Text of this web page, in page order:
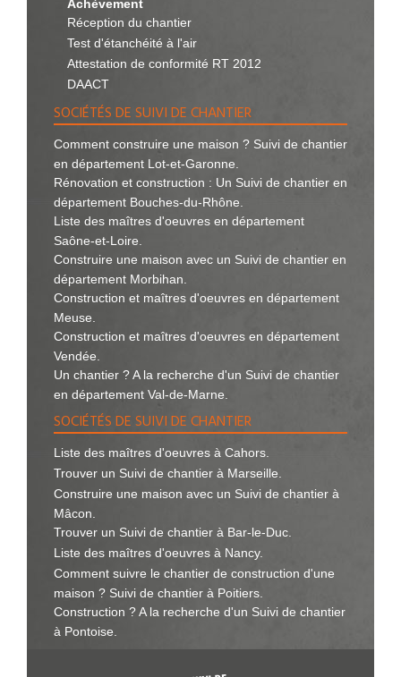
Achèvement
Réception du chantier
Test d'étanchéité à l'air
Attestation de conformité RT 2012
DAACT
SOCIÉTÉS DE SUIVI DE CHANTIER
Comment construire une maison ? Suivi de chantier
en département Lot-et-Garonne.
Rénovation et construction : Un Suivi de chantier en
département Bouches-du-Rhône.
Liste des maîtres d'oeuvres en département
Saône-et-Loire.
Construire une maison avec un Suivi de chantier en
département Morbihan.
Construction et maîtres d'oeuvres en département
Meuse.
Construction et maîtres d'oeuvres en département
Vendée.
Un chantier ? A la recherche d'un Suivi de chantier
en département Val-de-Marne.
SOCIÉTÉS DE SUIVI DE CHANTIER
Liste des maîtres d'oeuvres à Cahors.
Trouver un Suivi de chantier à Marseille.
Construire une maison avec un Suivi de chantier à
Mâcon.
Trouver un Suivi de chantier à Bar-le-Duc.
Liste des maîtres d'oeuvres à Nancy.
Comment suivre le chantier de construction d'une
maison ? Suivi de chantier à Poitiers.
Construction ? A la recherche d'un Suivi de chantier
à Pontoise.